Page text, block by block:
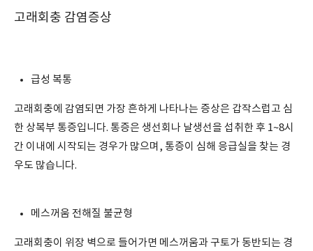
고래회충 감염증상
급성 복통
고래회충에 감염되면 가장 흔하게 나타나는 증상은 갑작스럽고 심
한 상복부 통증입니다. 통증은 생선회나 날생선을 섭취한 후 1~8시
간 이내에 시작되는 경우가 많으며, 통증이 심해 응급실을 찾는 경
우도 많습니다.
메스꺼움 전해질 불균형
고래회충이 위장 벽으로 들어가면 메스꺼움과 구토가 동반되는 경